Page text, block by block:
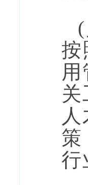
(
按
策
行